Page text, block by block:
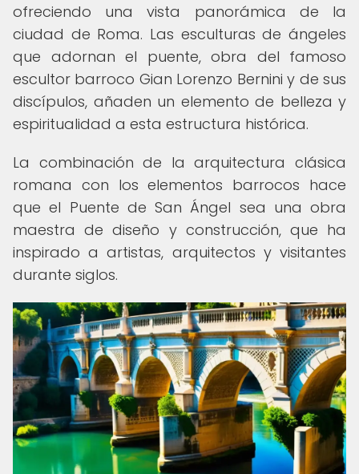
ofreciendo una vista panorámica de la
ciudad de Roma. Las esculturas de ángeles
que adornan el puente, obra del famoso
escultor barroco Gian Lorenzo Bernini y de sus
discípulos, añaden un elemento de belleza y
espiritualidad a esta estructura histórica.
La combinación de la arquitectura clásica
romana con los elementos barrocos hace
que el Puente de San Ángel sea una obra
maestra de diseño y construcción, que ha
inspirado a artistas, arquitectos y visitantes
durante siglos.